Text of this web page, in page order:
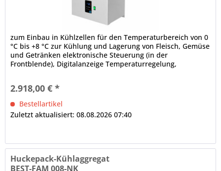
zum Einbau in Kühlzellen für den Temperaturbereich von 0
°C bis +8 °C zur Kühlung und Lagerung von Fleisch, Gemüse
und Getränken elektronische Steuerung (in der
Frontblende), Digitalanzeige Temperaturregelung,
2.918,00 € *
Bestellartikel
Zuletzt aktualisiert: 08.08.2026 07:40
Huckepack-Kühlaggregat
BEST-FAM 008-NK